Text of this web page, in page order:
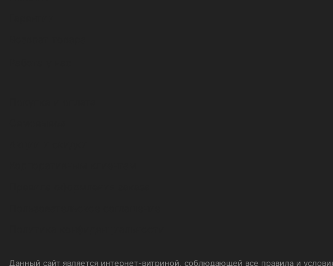
Данный сайт является интернет-витриной, соблюдающей все правила и